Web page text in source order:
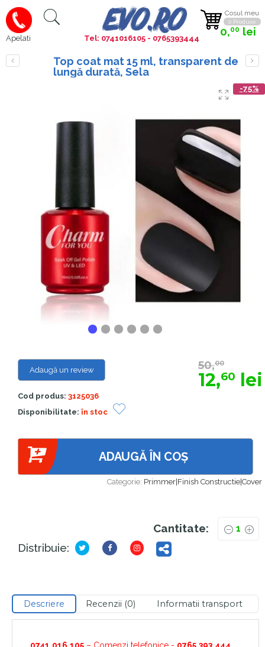
Apelati
Cosul meu
0 Produse
0,00 lei
Tel: 0741016105 - 0765393444
Top coat mat 15 ml, transparent de
lungă durată, Sela
-75%
Categorie: Primmer|Finish Constructie|Cover
Adaugă un review
Cod produs:3125036
Disponibilitate: în stoc
50,00
12,60 lei
ADAUGĂ ÎN COȘ
Cantitate:
Distribuie:
Descriere Recenzii (0) Informatii transport
0741.016.105 – Comenzi telefonice - 0765.393.444